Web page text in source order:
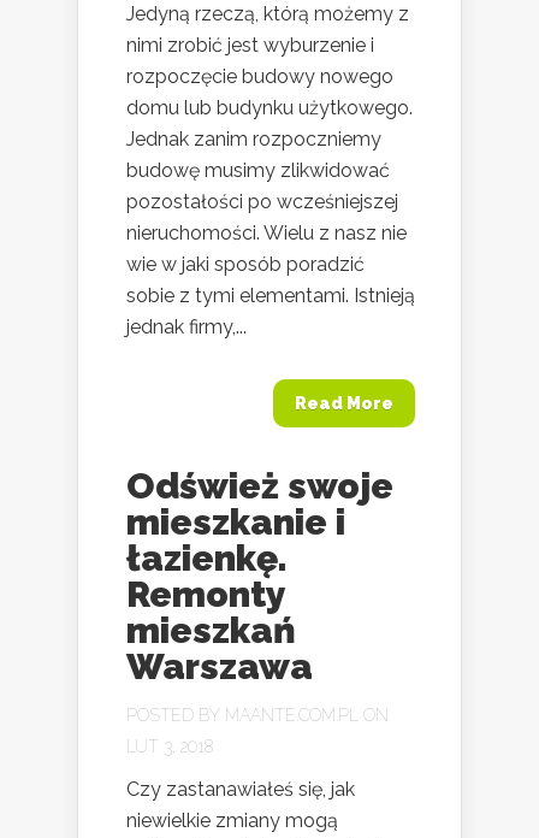
Jedyną rzeczą, którą możemy z
nimi zrobić jest wyburzenie i
rozpoczęcie budowy nowego
domu lub budynku użytkowego.
Jednak zanim rozpoczniemy
budowę musimy zlikwidować
pozostałości po wcześniejszej
nieruchomości. Wielu z nasz nie
wie w jaki sposób poradzić
sobie z tymi elementami. Istnieją
jednak firmy,...
Read More
Odśwież swoje
mieszkanie i
łazienkę.
Remonty
mieszkań
Warszawa
POSTED BY MAANTE.COM.PL
ON
LUT 3, 2018
Czy zastanawiałeś się, jak
niewielkie zmiany mogą